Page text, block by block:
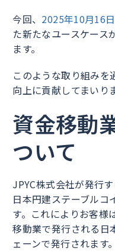
今回、 2025年10月16
た新たなユースケース
ます。
このような取り組み
向上に貢献してまいり
資金移動
ついて
JPYC株式会社が発行
日本円建ステーブルコ
す。これによりお客様
移動業で発行される
ェーンで発行されます。